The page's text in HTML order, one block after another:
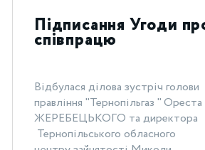
Підписання Угоди
співпрацю
Відбулася ділова зустріч голови
правління "Тернопільгаз " Ореста
ЖЕРЕБЕЦЬКОГО та директора
Тернопільського обласного